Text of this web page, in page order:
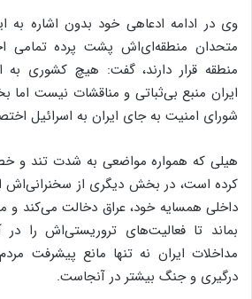
وی در ادامه ادعاهی خود بدون اشاره به
متحدان منطقه‌ای‌اش پشت پرده تمامی
منطقه قرار دارند، گفت: هیچ کشوری به
ایران منبع بی‌ثباتی و مناقشات نیست
شورای امنیت به جای ایران به اسرائیل
هیلی که همواره مواضعی به شدت تند و
کرده است، در بخش دیگری از سخنرانی‌اش
داخلی همسایه خود، عراق دخالت می‌کند
بماند تا فعالیت‌های تروریستی‌اش را
مداخلات ایران نه تنها مانع پیشرفت
درگیری و جنگ بیشتر در آنجاست.